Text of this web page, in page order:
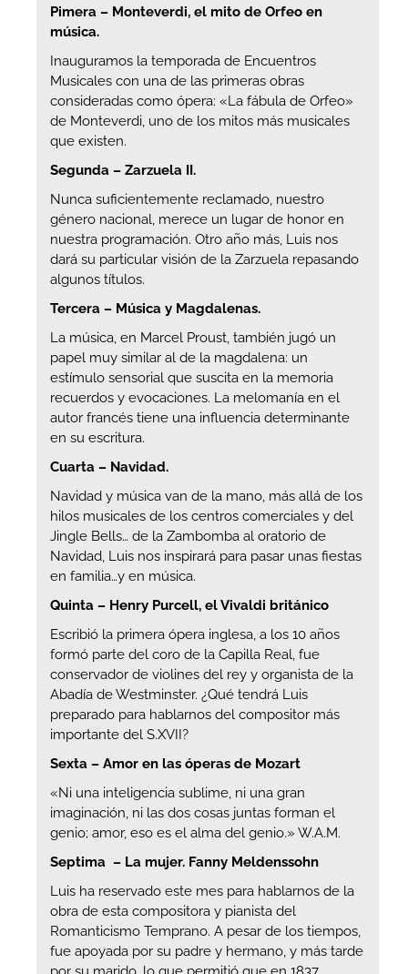
Pimera – Monteverdi, el mito de Orfeo en
música.
Inauguramos la temporada de Encuentros
Musicales con una de las primeras obras
consideradas como ópera: «La fábula de Orfeo»
de Monteverdi, uno de los mitos más musicales
que existen.
Segunda – Zarzuela II.
Nunca suficientemente reclamado, nuestro
género nacional, merece un lugar de honor en
nuestra programación. Otro año más, Luis nos
dará su particular visión de la Zarzuela repasando
algunos títulos.
Tercera – Música y Magdalenas.
La música, en Marcel Proust, también jugó un
papel muy similar al de la magdalena: un
estímulo sensorial que suscita en la memoria
recuerdos y evocaciones. La melomanía en el
autor francés tiene una influencia determinante
en su escritura.
Cuarta – Navidad.
Navidad y música van de la mano, más allá de los
hilos musicales de los centros comerciales y del
Jingle Bells… de la Zambomba al oratorio de
Navidad, Luis nos inspirará para pasar unas fiestas
en familia…y en música.
Quinta – Henry Purcell, el Vivaldi británico
Escribió la primera ópera inglesa, a los 10 años
formó parte del coro de la Capilla Real, fue
conservador de violines del rey y organista de la
Abadía de Westminster. ¿Qué tendrá Luis
preparado para hablarnos del compositor más
importante del S.XVII?
Sexta – Amor en las óperas de Mozart
«Ni una inteligencia sublime, ni una gran
imaginación, ni las dos cosas juntas forman el
genio; amor, eso es el alma del genio.» W.A.M.
Septima – La mujer. Fanny Meldenssohn
Luis ha reservado este mes para hablarnos de la
obra de esta compositora y pianista del
Romanticismo Temprano. A pesar de los tiempos,
fue apoyada por su padre y hermano, y más tarde